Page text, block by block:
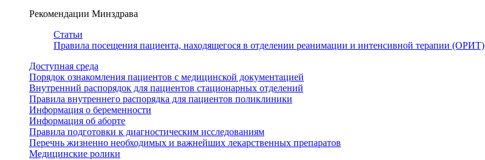
Рекомендации Минздрава
Статьи
Правила посещения пациента, находящегося в отделении реанимации и интенсивной терапии (ОРИТ)
Доступная среда
Порядок ознакомления пациентов с медицинской документацией
Внутренний распорядок для пациентов стационарных отделений
Правила внутреннего распорядка для пациентов поликлиники
Информация о беременности
Информация об аборте
Правила подготовки к диагностическим исследованиям
Перечнь жизненно необходимых и важнейших лекарственных препаратов
Медицинские ролики